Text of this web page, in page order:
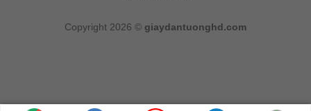
Copyright 2026 © giaydantuonghd.com